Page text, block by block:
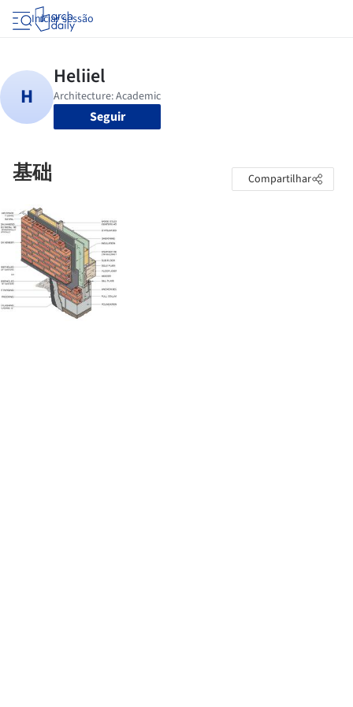
Iniciar sessão
Seguir
基础 Compartilhar